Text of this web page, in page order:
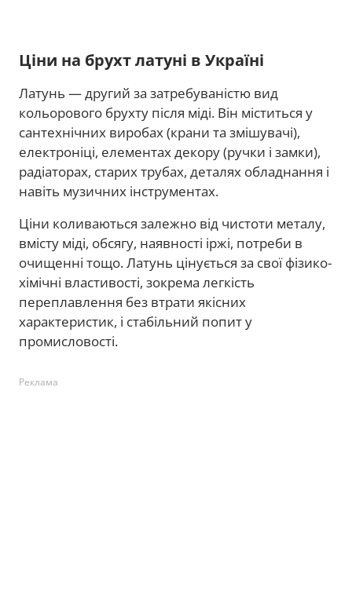
Ціни на брухт латуні в Україні
Латунь — другий за затребуваністю вид
кольорового брухту після міді. Він міститься у
сантехнічних виробах (крани та змішувачі),
електроніці, елементах декору (ручки і замки),
радіаторах, старих трубах, деталях обладнання і
навіть музичних інструментах.
Ціни коливаються залежно від чистоти металу,
вмісту міді, обсягу, наявності іржі, потреби в
очищенні тощо. Латунь цінується за свої фізико-
хімічні властивості, зокрема легкість
переплавлення без втрати якісних
характеристик, і стабільний попит у
промисловості.
Реклама